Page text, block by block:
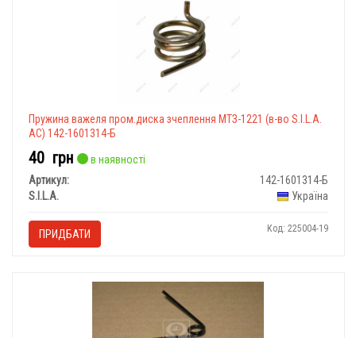
Пружина важеля пром.диска зчеплення МТЗ-1221 (в-во S.I.L.A.
AC) 142-1601314-Б
40 грн
в наявності
Артикул:
142-1601314-Б
S.I.L.A.
Україна
ПРИДБАТИ Код: 225004-19